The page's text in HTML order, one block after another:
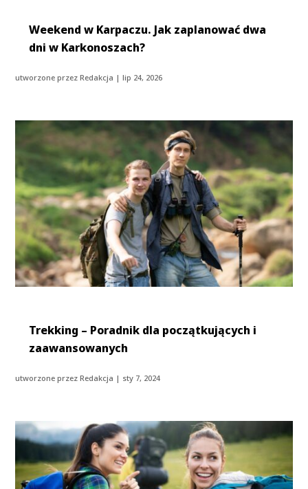
Weekend w Karpaczu. Jak zaplanować dwa
dni w Karkonoszach?
utworzone przezRedakcja |lip 24, 2026
Trekking – Poradnik dla początkujących i
zaawansowanych
utworzone przezRedakcja | sty 7, 2024